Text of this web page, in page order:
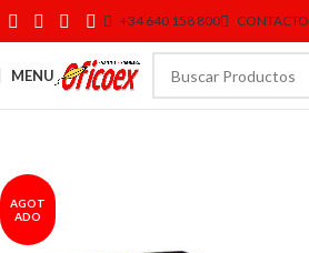
+34 640 158 800 CONTACTO
MENU
AGOT
ADO